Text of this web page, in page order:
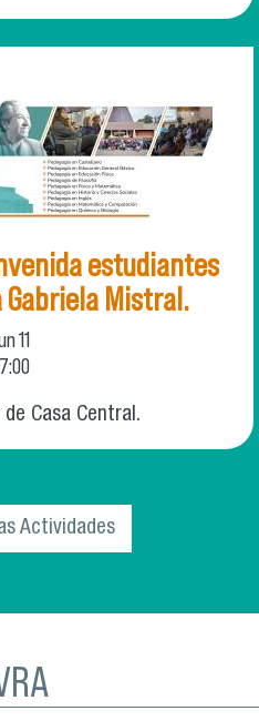
estudiantes
Gabriela Mistral.
11
Casa Central.
Actividades